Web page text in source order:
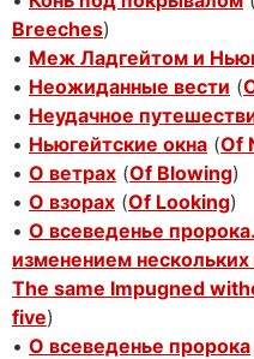
Breeches)
• Меж Ладгейтом и
• Неожиданные вести (
• Неудачное
• Ньюгейтские окна (Of
• О ветрах (Of Blowing)
• О взорах (Of Looking)
• О всеведенье
изменением нескольких
The same Impugned
five)
• О всеведенье пророка